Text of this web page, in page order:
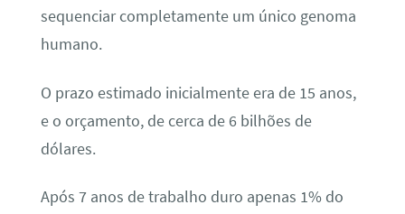
sequenciar completamente um único genoma
humano.
O prazo estimado inicialmente era de 15 anos,
e o orçamento, de cerca de 6 bilhões de
dólares.
Após 7 anos de trabalho duro apenas 1% do